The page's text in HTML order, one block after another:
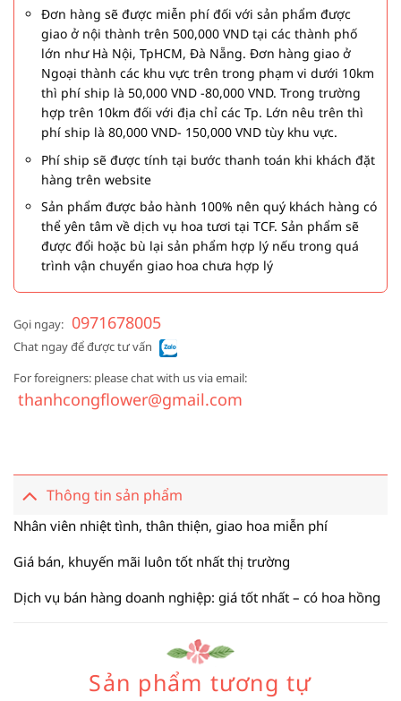
Đơn hàng sẽ được miễn phí đối với sản phẩm được
giao ở nội thành trên 500,000 VND tại các thành phố
lớn như Hà Nội, TpHCM, Đà Nẵng. Đơn hàng giao ở
Ngoại thành các khu vực trên trong phạm vi dưới 10km
thì phí ship là 50,000 VND -80,000 VND. Trong trường
hợp trên 10km đối với địa chỉ các Tp. Lớn nêu trên thì
phí ship là 80,000 VND- 150,000 VND tùy khu vực.
Phí ship sẽ được tính tại bước thanh toán khi khách đặt
hàng trên website
Sản phẩm được bảo hành 100% nên quý khách hàng có
thể yên tâm về dịch vụ hoa tươi tại TCF. Sản phẩm sẽ
được đổi hoặc bù lại sản phẩm hợp lý nếu trong quá
trình vận chuyển giao hoa chưa hợp lý
Gọi ngay: 0971678005
Chat ngay để được tư vấn
For foreigners: please chat with us via email:
thanhcongflower@gmail.com
Thông tin sản phẩm
Nhân viên nhiệt tình, thân thiện, giao hoa miễn phí
Giá bán, khuyến mãi luôn tốt nhất thị trường
Dịch vụ bán hàng doanh nghiệp: giá tốt nhất – có hoa hồng
Sản phẩm tương tự